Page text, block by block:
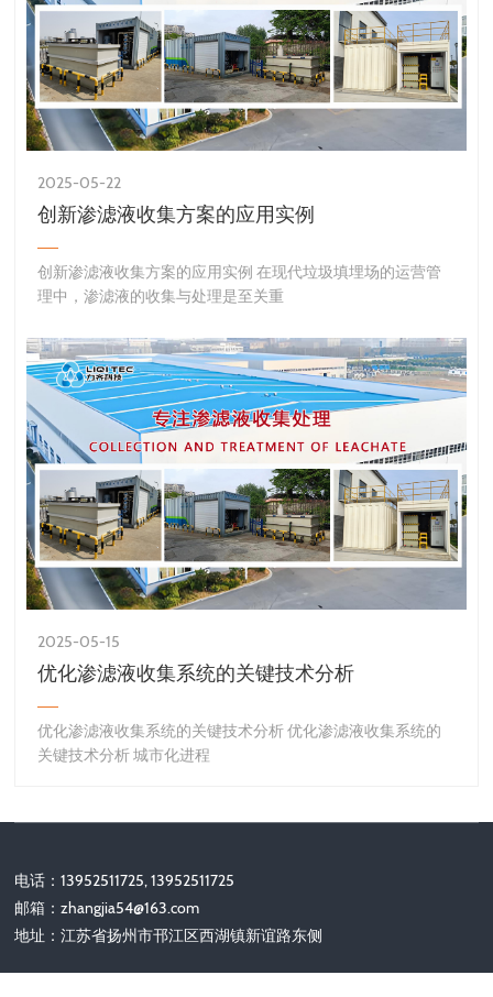
2025-05-22
创新渗滤液收集方案的应用实例
创新渗滤液收集方案的应用实例 在现代垃圾填埋场的运营管
理中，渗滤液的收集与处理是至关重
2025-05-15
优化渗滤液收集系统的关键技术分析
优化渗滤液收集系统的关键技术分析 优化渗滤液收集系统的
关键技术分析 城市化进程
电话：13952511725, 13952511725
邮箱：zhangjia54@163.com
地址：江苏省扬州市邗江区西湖镇新谊路东侧